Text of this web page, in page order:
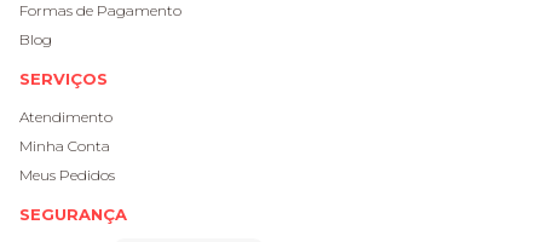
Formas de Pagamento
Blog
SERVIÇOS
Atendimento
Minha Conta
Meus Pedidos
SEGURANÇA